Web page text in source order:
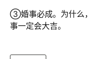
③婚事必成。为什么
事一定会大吉。